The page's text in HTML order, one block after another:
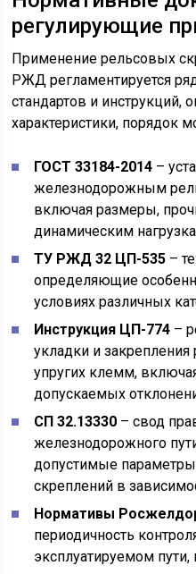
регулирующие
Применение рельсовых
РЖД регламентируется
стандартов и инструкций,
характеристики, порядок
ГОСТ 33184-2014 –
железнодорожным
включая размеры,
динамическим
ТУ РЖД 32 ЦП-535 –
определяющие
условиях различных
Инструкция ЦП-774 –
укладки и
упругих клемм,
допускаемых
СП 32.13330 – свод
железнодорожного
допустимые
скреплений в
Нормативы
периодичность
эксплуатируемом